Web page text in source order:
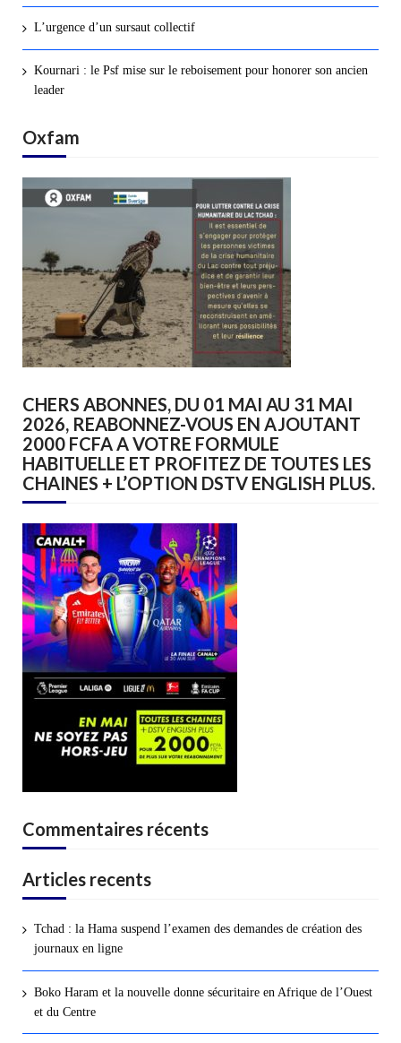
L’urgence d’un sursaut collectif
Kournari : le Psf mise sur le reboisement pour honorer son ancien
leader
Oxfam
CHERS ABONNES, DU 01 MAI AU 31 MAI
2026, REABONNEZ-VOUS EN AJOUTANT
2000 FCFA A VOTRE FORMULE
HABITUELLE ET PROFITEZ DE TOUTES LES
CHAINES + L’OPTION DSTV ENGLISH PLUS.
Commentaires récents
Articles recents
Tchad : la Hama suspend l’examen des demandes de création des
journaux en ligne
Boko Haram et la nouvelle donne sécuritaire en Afrique de l’Ouest
et du Centre